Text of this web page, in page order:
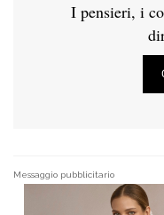
I pensieri, i
Messaggio pubblicitario